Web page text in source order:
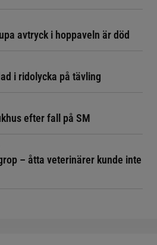
avtryck i hoppaveln är död
i ridolycka på tävling
efter fall på SM
– åtta veterinärer kunde inte